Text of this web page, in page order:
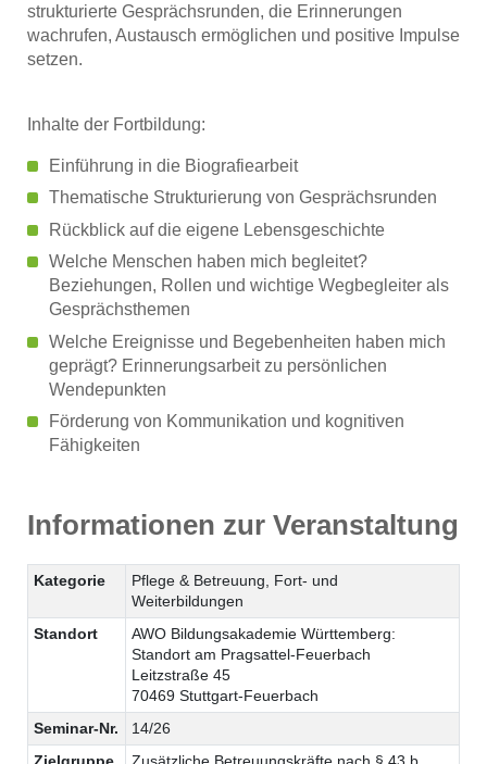
strukturierte Gesprächsrunden, die Erinnerungen
wachrufen, Austausch ermöglichen und positive Impulse
setzen.
Inhalte der Fortbildung:
Einführung in die Biografiearbeit
Thematische Strukturierung von Gesprächsrunden
Rückblick auf die eigene Lebensgeschichte
Welche Menschen haben mich begleitet?
Beziehungen, Rollen und wichtige Wegbegleiter als
Gesprächsthemen
Welche Ereignisse und Begebenheiten haben mich
geprägt? Erinnerungsarbeit zu persönlichen
Wendepunkten
Förderung von Kommunikation und kognitiven
Fähigkeiten
Informationen zur Veranstaltung
Kategorie
Pflege & Betreuung, Fort- und
Weiterbildungen
Standort
AWO Bildungsakademie Württemberg:
Standort am Pragsattel-Feuerbach
Leitzstraße 45
70469 Stuttgart-Feuerbach
Seminar-Nr.
14/26